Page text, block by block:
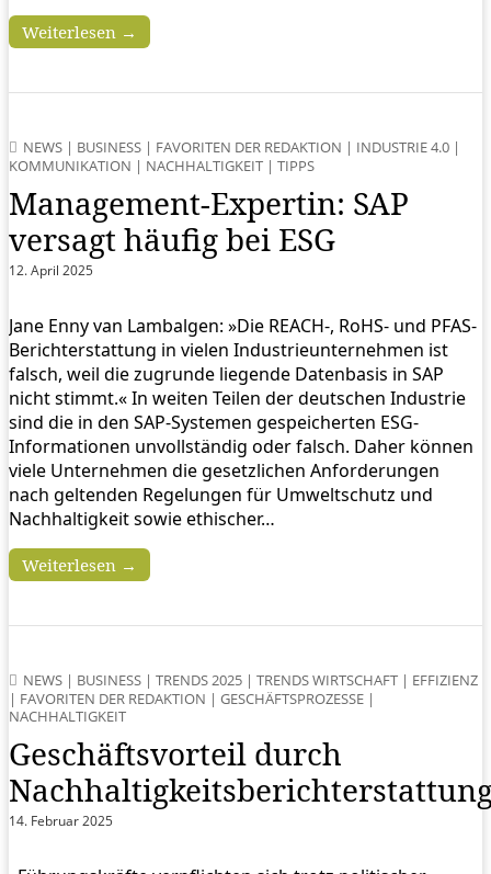
Weiterlesen →
NEWS | BUSINESS | FAVORITEN DER REDAKTION | INDUSTRIE 4.0 |
KOMMUNIKATION | NACHHALTIGKEIT | TIPPS
Management-Expertin: SAP
versagt häufig bei ESG
12. April 2025
Jane Enny van Lambalgen: »Die REACH-, RoHS- und PFAS-
Berichterstattung in vielen Industrieunternehmen ist
falsch, weil die zugrunde liegende Datenbasis in SAP
nicht stimmt.« In weiten Teilen der deutschen Industrie
sind die in den SAP-Systemen gespeicherten ESG-
Informationen unvollständig oder falsch. Daher können
viele Unternehmen die gesetzlichen Anforderungen
nach geltenden Regelungen für Umweltschutz und
Nachhaltigkeit sowie ethischer…
Weiterlesen →
NEWS | BUSINESS | TRENDS 2025 | TRENDS WIRTSCHAFT | EFFIZIENZ
| FAVORITEN DER REDAKTION | GESCHÄFTSPROZESSE |
NACHHALTIGKEIT
Geschäftsvorteil durch
14. Februar 2025